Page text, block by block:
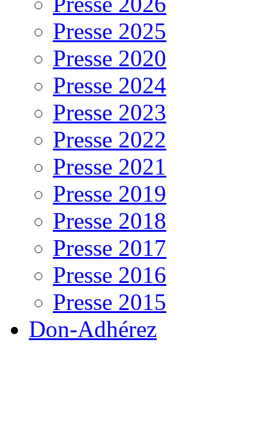
Presse 2025
Presse 2020
Presse 2024
Presse 2023
Presse 2022
Presse 2021
Presse 2019
Presse 2018
Presse 2017
Presse 2016
Presse 2015
Don-Adhérez